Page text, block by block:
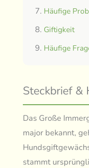
Häufige
Giftigkeit
Häufige
Steckbrief &
Das Große
major bekannt,
stammt